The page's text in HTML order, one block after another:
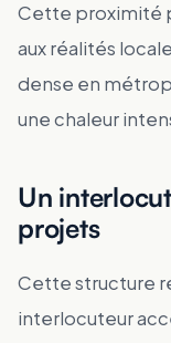
Cette proximité
aux réalités
dense en
une chaleur
Un
projets
Cette structure
interlocuteur